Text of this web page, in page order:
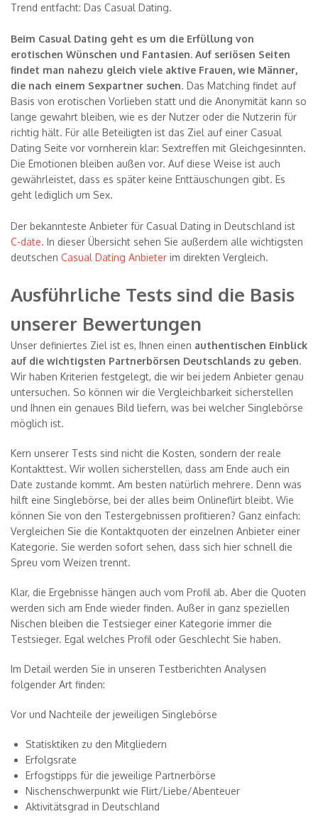
Trend entfacht: Das Casual Dating.
Beim Casual Dating geht es um die Erfüllung von
erotischen Wünschen und Fantasien. Auf seriösen Seiten
findet man nahezu gleich viele aktive Frauen, wie Männer,
die nach einem Sexpartner suchen. Das Matching findet auf
Basis von erotischen Vorlieben statt und die Anonymität kann so
lange gewahrt bleiben, wie es der Nutzer oder die Nutzerin für
richtig hält. Für alle Beteiligten ist das Ziel auf einer Casual
Dating Seite vor vornherein klar: Sextreffen mit Gleichgesinnten.
Die Emotionen bleiben außen vor. Auf diese Weise ist auch
gewährleistet, dass es später keine Enttäuschungen gibt. Es
geht lediglich um Sex.
Der bekannteste Anbieter für Casual Dating in Deutschland ist
C-date. In dieser Übersicht sehen Sie außerdem alle wichtigsten
deutschen Casual Dating Anbieter im direkten Vergleich.
Ausführliche Tests sind die Basis
unserer Bewertungen
Unser definiertes Ziel ist es, Ihnen einen authentischen Einblick
auf die wichtigsten Partnerbörsen Deutschlands zu geben.
Wir haben Kriterien festgelegt, die wir bei jedem Anbieter genau
untersuchen. So können wir die Vergleichbarkeit sicherstellen
und Ihnen ein genaues Bild liefern, was bei welcher Singlebörse
möglich ist.
Kern unserer Tests sind nicht die Kosten, sondern der reale
Kontakttest. Wir wollen sicherstellen, dass am Ende auch ein
Date zustande kommt. Am besten natürlich mehrere. Denn was
hilft eine Singlebörse, bei der alles beim Onlineflirt bleibt. Wie
können Sie von den Testergebnissen profitieren? Ganz einfach:
Vergleichen Sie die Kontaktquoten der einzelnen Anbieter einer
Kategorie. Sie werden sofort sehen, dass sich hier schnell die
Spreu vom Weizen trennt.
Klar, die Ergebnisse hängen auch vom Profil ab. Aber die Quoten
werden sich am Ende wieder finden. Außer in ganz speziellen
Nischen bleiben die Testsieger einer Kategorie immer die
Testsieger. Egal welches Profil oder Geschlecht Sie haben.
Im Detail werden Sie in unseren Testberichten Analysen
folgender Art finden:
Vor und Nachteile der jeweiligen Singlebörse
Statisktiken zu den Mitgliedern
Erfolgsrate
Erfogstipps für die jeweilige Partnerbörse
Nischenschwerpunkt wie Flirt/Liebe/Abenteuer
Aktivitätsgrad in Deutschland